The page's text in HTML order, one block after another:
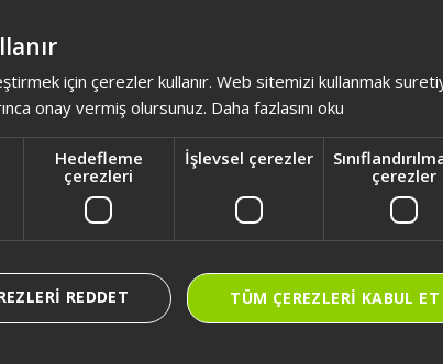
ıslak kullanıma uygun mudur?
yoksa kablosuz mu kullanılır?
sahiptir ve tüy alma performansı nasıldır?
bir cımbız yapısına sahiptir. Bu sayede en ince ve
kapasitesi nedir?
ömrü kaç yıldır?
için çerezler kullanır. Web sitemizi kullanmak
onay vermiş olursunuz. Daha fazlasını oku
Hedefleme
çerezleri
İşlevsel çerezler
çerezler
TÜM ÇEREZLERI KABUL ET
REDDET